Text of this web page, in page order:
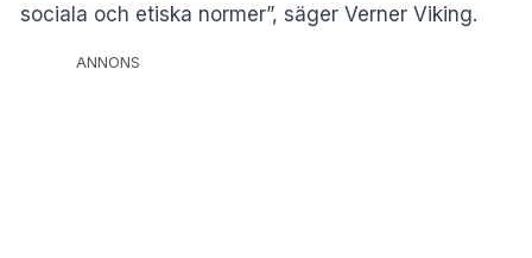
sociala och etiska normer”, säger Verner Viking.
ANNONS